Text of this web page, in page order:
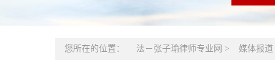
您所在的位置： 法－张子瑜律师专业网 > 媒体报道